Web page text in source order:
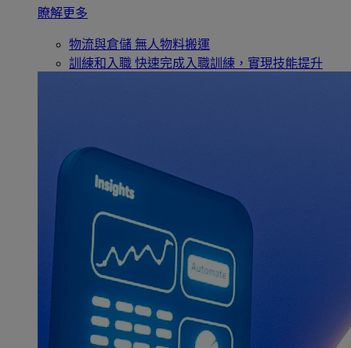
瞭解更多
物流與倉儲 無人物料搬運
訓練和入職 快速完成入職訓練，實現技能提升